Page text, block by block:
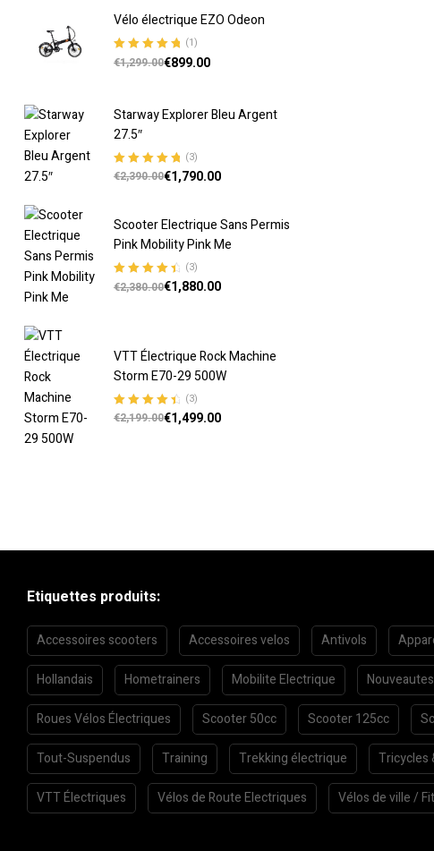
Vélo électrique EZO Odeon
Note5.00sur
(1)
€1,299.00€899.00
Starway Explorer Bleu Argent
27.5″
Note5.00sur
(3)
€2,390.00€1,790.00
Scooter Electrique Sans Permis
Pink Mobility Pink Me
Note4.67
(3)
€2,380.00€1,880.00
VTT Électrique Rock Machine
Storm E70-29 500W
Note4.67
(3)
€2,199.00€1,499.00
Etiquettes produits:
Accessoires scooters Accessoires velos Antivols
Hollandais Hometrainers Mobilite Electrique Nouveautes
Roues Vélos Électriques Scooter 50cc Scooter 125cc
Tout-Suspendus Training Trekking électrique Tricycles
VTT Électriques Vélos de Route Electriques Vélos de ville /